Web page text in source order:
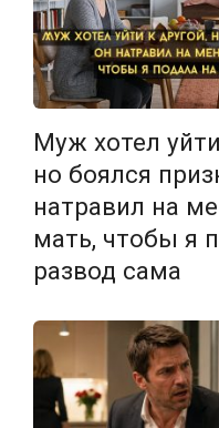
Муж хотел
но боялся
натравил на
мать, чтобы я
развод сама